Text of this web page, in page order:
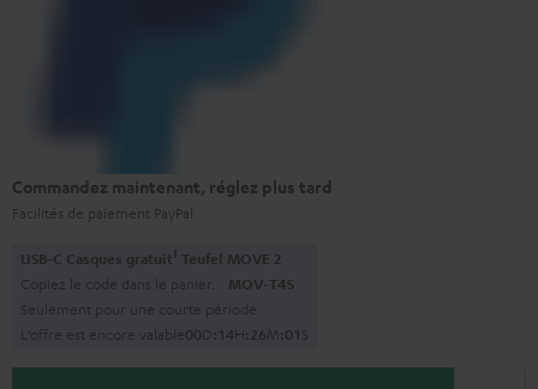
Commandez maintenant, réglez plus tard
Facilités de paiement PayPal
USB-C Casques gratuit1 Teufel MOVE 2
Copiez le code dans le panier. MOV-T4S
Seulement pour une courte période
L’offre est encore valable00D:14H: 26M:00S